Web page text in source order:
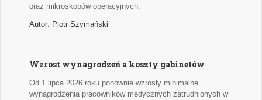
oraz mikroskopów operacyjnych.
Autor: Piotr Szymański
Wzrost wynagrodzeń a koszty gabinetów
Od 1 lipca 2026 roku ponownie wzrosły minimalne
wynagrodzenia pracowników medycznych zatrudnionych w